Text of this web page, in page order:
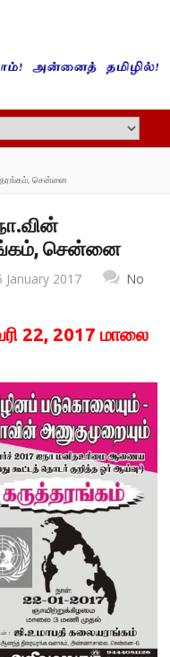
சென்னை
சென்னை
January 2017
No
22, 2017 மாலை